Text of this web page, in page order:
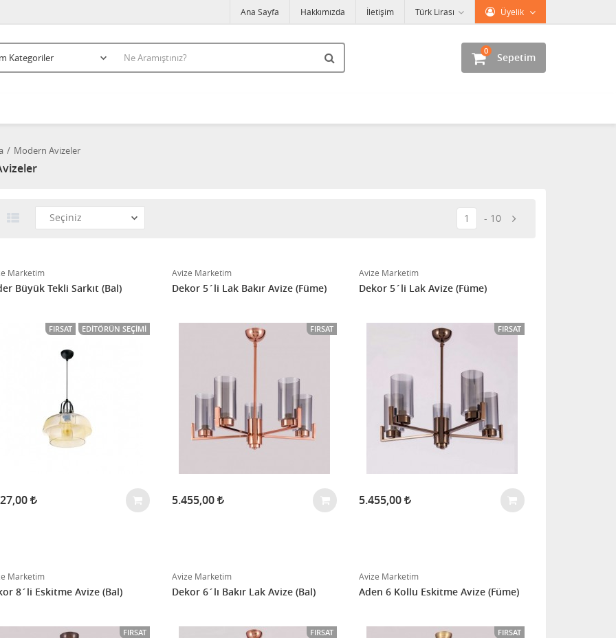
Üyelik
Türk Lirası
Ana Sayfa Hakkımızda İletişim
Sepetim
0
Modern Avizeler
1 10
Marketim
Büyük Tekli Sarkıt (Bal)
FIRSAT EDITÖRÜN SEÇIMI
Avize Marketim
Dekor 5´li Lak Bakır Avize (Füme)
FIRSAT
5.455,00
Avize Marketim
Dekor 5´li Lak Avize (Füme)
FIRSAT
5.455,00
Marketim
8´li Eskitme Avize (Bal)
FIRSAT
Avize Marketim
Dekor 6´lı Bakır Lak Avize (Bal)
FIRSAT
Avize Marketim
Aden 6 Kollu Eskitme Avize (Füme)
FIRSAT